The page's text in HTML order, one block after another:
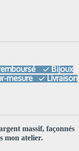
 Bijoux
mesure  Livraison
massif, façonnés
mon atelier.